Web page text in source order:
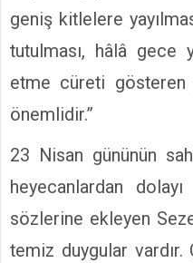
geniş kitlelere
tutulması, hâlâ gece
etme cüreti gösteren
önemlidir.”
23 Nisan gününün
heyecanlardan
sözlerine ekleyen
temiz duygular vardır.